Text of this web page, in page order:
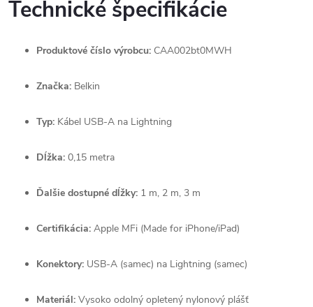
Technické špecifikácie
Produktové číslo výrobcu: CAA002bt0MWH
Značka: Belkin
Typ: Kábel USB-A na Lightning
Dĺžka: 0,15 metra
Ďalšie dostupné dĺžky: 1 m, 2 m, 3 m
Certifikácia: Apple MFi (Made for iPhone/iPad)
Konektory: USB-A (samec) na Lightning (samec)
Materiál: Vysoko odolný opletený nylonový plášť